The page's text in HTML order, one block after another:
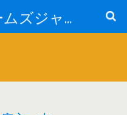
メープルファームズジャパン